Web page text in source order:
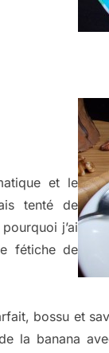
et le
tenté de
j’ai
fétiche de
bossu et
la banana